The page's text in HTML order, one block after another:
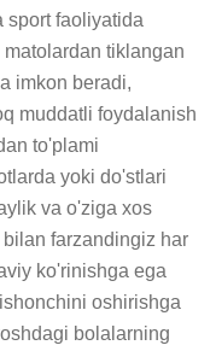
sport faoliyatida
tiklangan
imkon beradi,
muddatli foydalanish
to'plami
yoki do'stlari
va o'ziga xos
farzandingiz har
ko'rinishga ega
oshirishga
bolalarning